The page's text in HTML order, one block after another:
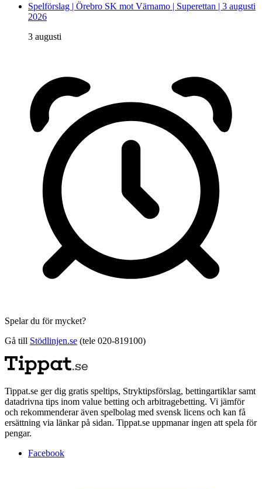
Spelförslag | Örebro SK mot Värnamo | Superettan | 3 augusti
2026
3 augusti
Spelar du för mycket?
Gå till Stödlinjen.se (tele 020-819100)
Tippat.se ger dig gratis speltips, Stryktipsförslag, bettingartiklar samt
datadrivna tips inom value betting och arbitragebetting. Vi jämför
och rekommenderar även spelbolag med svensk licens och kan få
ersättning via länkar på sidan. Tippat.se uppmanar ingen att spela för
pengar.
Facebook